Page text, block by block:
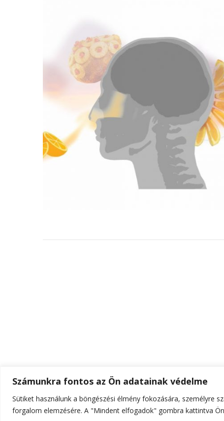
Számunkra fontos az Ön adatainak védelme
Sütiket használunk a böngészési élmény fokozására, személyre
forgalom elemzésére. A "Mindent elfogadok" gombra kattintva
© Szerzői jog 2026ELTE Online . Minden jog